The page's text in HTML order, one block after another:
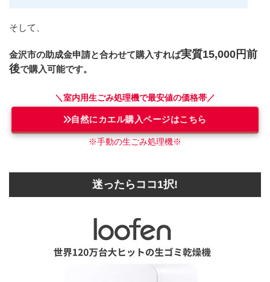
そして、
金沢市の助成金申請と合わせて購入すれば実質15,000円前
後で購入可能です。
＼室内用生ごみ処理機で最安値の価格帯／
自然にカエル購入ページはこちら
※手動の生ごみ処理機※
迷ったらココ1択!